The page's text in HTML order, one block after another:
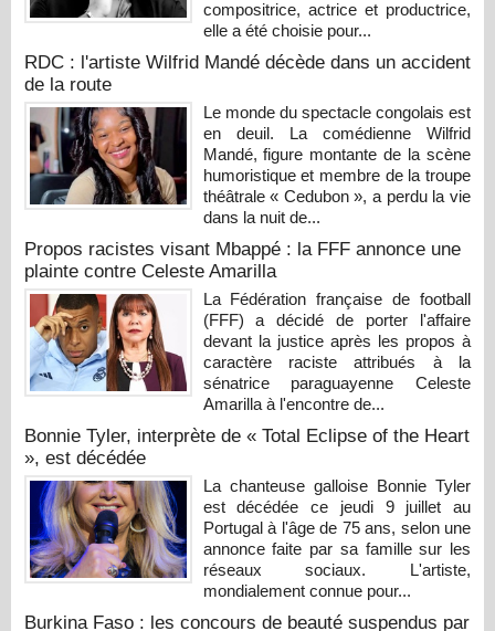
compositrice, actrice et productrice,
elle a été choisie pour...
RDC : l'artiste Wilfrid Mandé décède dans un accident
de la route
Le monde du spectacle congolais est
en deuil. La comédienne Wilfrid
Mandé, figure montante de la scène
humoristique et membre de la troupe
théâtrale « Cedubon », a perdu la vie
dans la nuit de...
Propos racistes visant Mbappé : la FFF annonce une
plainte contre Celeste Amarilla
La Fédération française de football
(FFF) a décidé de porter l'affaire
devant la justice après les propos à
caractère raciste attribués à la
sénatrice paraguayenne Celeste
Amarilla à l'encontre de...
Bonnie Tyler, interprète de « Total Eclipse of the Heart
», est décédée
La chanteuse galloise Bonnie Tyler
est décédée ce jeudi 9 juillet au
Portugal à l'âge de 75 ans, selon une
annonce faite par sa famille sur les
réseaux sociaux. L'artiste,
mondialement connue pour...
Burkina Faso : les concours de beauté suspendus par